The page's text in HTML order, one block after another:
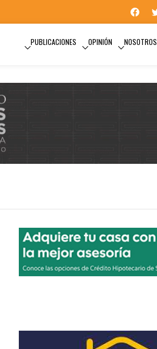
PUBLICACIONES OPINIÓN NOSOTROS